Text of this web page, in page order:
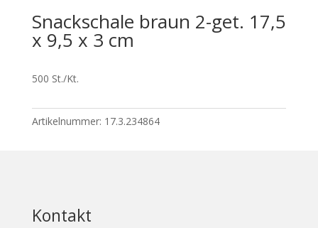
Snackschale braun 2-get. 17,5
x 9,5 x 3 cm
500 St./Kt.
Artikelnummer: 17.3.234864
Kontakt